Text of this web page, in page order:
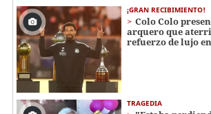
¡GRAN RECIBIMIENTO!
Colo Colo
arquero que
refuerzo de lujo
TRAGEDIA